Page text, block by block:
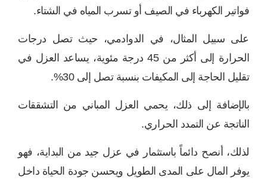
فواتير الكهرباء في الصيف أو تسرب المياه في الشتاء.
على سبيل المثال، في الدوادمي، حيث تصل درجات
الحرارة إلى أكثر من 45 درجة مئوية، يساعد العزل في
تقليل الحاجة إلى المكيفات بنسبة تصل إلى 30%.
بالإضافة إلى ذلك، يحمي العزل المباني من التشققات
الناتجة عن التمدد الحراري.
لذلك، أنصح دائماً باستثمار في عزل جيد من البداية، فهو
يوفر المال على المدى الطويل ويحسن جودة الحياة داخل